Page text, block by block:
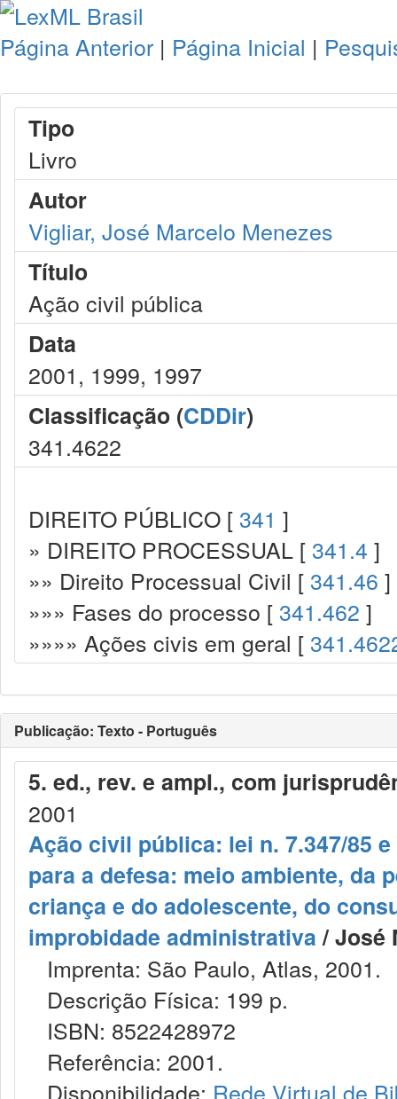
Página Anterior | Página Inicial |
Tipo
Livro
Autor
Vigliar, José Marcelo Menezes
Título
Ação civil pública
Data
2001, 1999, 1997
Classificação (CDDir)
341.4622
DIREITO PÚBLICO [ 341 ]
» DIREITO PROCESSUAL [ 341.4 ]
»» Direito Processual Civil [ 341.46 ]
»»» Fases do processo [ 341.462 ]
»»»» Ações civis em geral [
Publicação: Texto - Português
5. ed., rev. e ampl., com
2001
Ação civil pública: lei n. 7.347/85
para a defesa: meio ambiente, da
criança e do adolescente, do
improbidade administrativa/ José
Imprenta: São Paulo, Atlas, 2001.
Descrição Física: 199 p.
ISBN: 8522428972
Referência: 2001.
Disponibilidade: Rede Virtual de